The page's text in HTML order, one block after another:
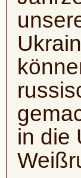
in die